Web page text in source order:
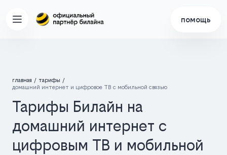
помощь
главная
тарифы
домашний интернет и цифровое ТВ с мобильной связью
Тарифы Билайн на
домашний интернет с
цифровым ТВ и мобильной